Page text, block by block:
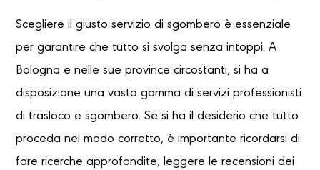
Scegliere il giusto servizio di sgombero è essenziale
per garantire che tutto si svolga senza intoppi. A
Bologna e nelle sue province circostanti, si ha a
disposizione una vasta gamma di servizi professionisti
di trasloco e sgombero. Se si ha il desiderio che tutto
proceda nel modo corretto, è importante ricordarsi di
fare ricerche approfondite, leggere le recensioni dei